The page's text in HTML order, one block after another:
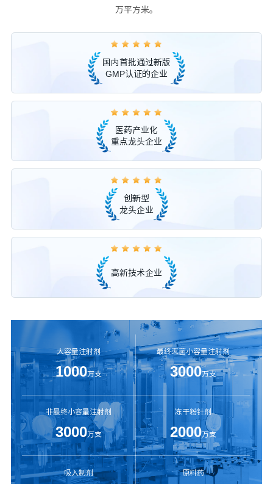
万平方米。
国内首批通过新版
GMP认证的企业
医药产业化
重点龙头企业
创新型
龙头企业
高新技术企业
大容量注射剂
1000万支
最终灭菌小容量注射剂
3000万支
非最终小容量注射剂
3000万支
冻干粉针剂
2000万支
吸入制剂 原料药